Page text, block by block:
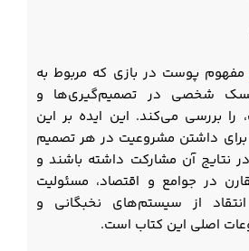
مفهوم پوست در بازی که مربوط به
شخصی در تصمیم‌گیری‌ها و
را بررسی می‌کند. این ایده بر این
داشتن مشروعیت در هر تصمیم
در نتایج آن مشارکت داشته باشند و
در جوامع و اقتصاد، مسئولیت
از سیستم‌های نخبگانی و
اصلی این کتاب است.